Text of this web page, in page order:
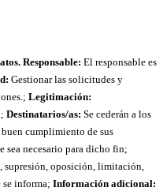
Responsable: El responsable es
Gestionar las solicitudes y
Legitimación:
Destinatarios/as: Se cederán a los
buen cumplimiento de sus
sea necesario para dicho fin;
supresión, oposición, limitación,
informa; Información adicional: